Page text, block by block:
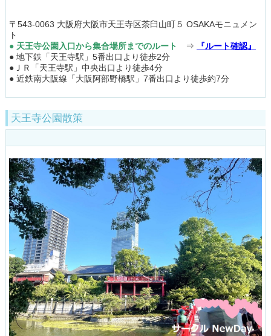
〒543-0063 大阪府大阪市天王寺区茶臼山町５ OSAKAモニュメン
ト
● 天王寺公園入口から集合場所までのルート
⇒
『ルート確認』
● 地下鉄「天王寺駅」5番出口より徒歩2分
●ＪＲ「天王寺駅」中央出口より徒歩4分
● 近鉄南大阪線「大阪阿部野橋駅」7番出口より徒歩約7分
天王寺公園散策